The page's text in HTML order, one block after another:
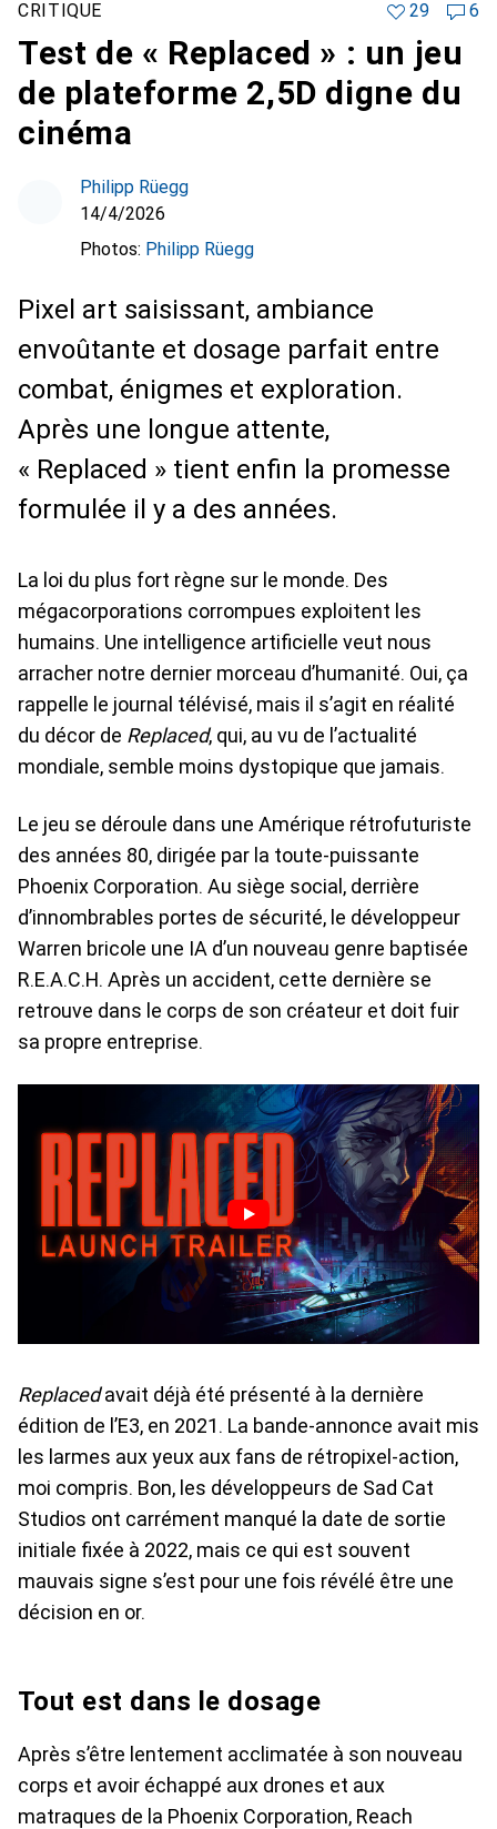
CRITIQUE 29 6
Test de « Replaced » : un jeu
de plateforme 2,5D digne du
cinéma
Philipp Rüegg
14/4/2026
Photos: Philipp Rüegg
Pixel art saisissant, ambiance
envoûtante et dosage parfait entre
combat, énigmes et exploration.
Après une longue attente,
« Replaced » tient enfin la promesse
formulée il y a des années.
La loi du plus fort règne sur le monde. Des
mégacorporations corrompues exploitent les
humains. Une intelligence artificielle veut nous
arracher notre dernier morceau d’humanité. Oui, ça
rappelle le journal télévisé, mais il s’agit en réalité
du décor de Replaced, qui, au vu de l’actualité
mondiale, semble moins dystopique que jamais.
Le jeu se déroule dans une Amérique rétrofuturiste
des années 80, dirigée par la toute-puissante
Phoenix Corporation. Au siège social, derrière
d’innombrables portes de sécurité, le développeur
Warren bricole une IA d’un nouveau genre baptisée
R.E.A.C.H. Après un accident, cette dernière se
retrouve dans le corps de son créateur et doit fuir
sa propre entreprise.
Replacedavait déjà été présenté à la dernière
édition de l’E3, en 2021. La bande-annonce avait mis
les larmes aux yeux aux fans de rétropixel-action,
moi compris. Bon, les développeurs de Sad Cat
Studios ont carrément manqué la date de sortie
initiale fixée à 2022, mais ce qui est souvent
mauvais signe s’est pour une fois révélé être une
décision en or.
Tout est dans le dosage
Après s’être lentement acclimatée à son nouveau
corps et avoir échappé aux drones et aux
matraques de la Phoenix Corporation, Reach